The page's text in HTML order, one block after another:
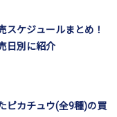
スケジュールまとめ！
日別に紹介
ピカチュウ(全9種)の買